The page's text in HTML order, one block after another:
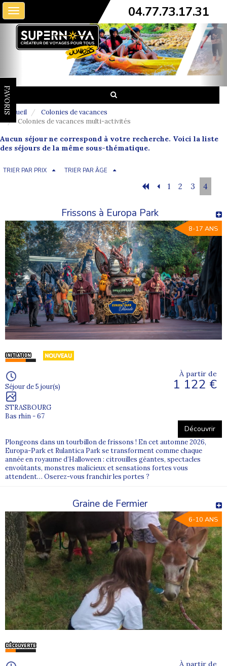
Toggle
navigation
04.77.73.17.31
FAVORIS
Accueil
Colonies de vacances
Colonies de vacances multi-activités
Aucun séjour ne correspond à votre recherche. Voici la liste
des séjours de la même sous-thématique.
TRIER PAR PRIX TRIER PAR ÂGE
1 2 3 4
Frissons à Europa Park
8-17 ANS
Séjour de 5 jour(s)
STRASBOURG
Bas rhin - 67
À partir de
1 122 €
Découvrir
Plongeons dans un tourbillon de frissons ! En cet automne 2026,
Europa-Park et Rulantica Park se transforment comme chaque
année en royaume d’Halloween : citrouilles géantes, spectacles
envoûtants, monstres malicieux et sensations fortes vous
attendent… Oserez-vous franchir les portes ?
Graine de Fermier
6-10 ANS
À partir de